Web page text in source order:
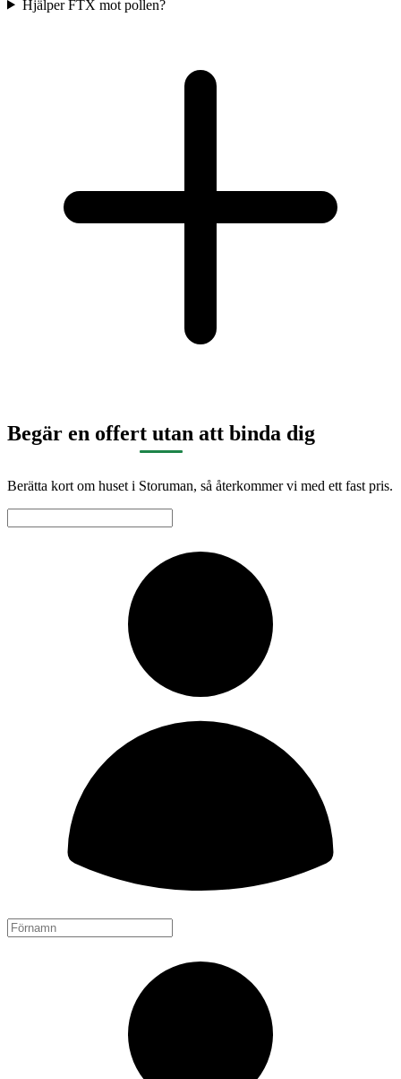
Hjälper FTX mot pollen?
Begär en offert utan att binda dig
Berätta kort om huset i Storuman, så återkommer vi med ett fast pris.